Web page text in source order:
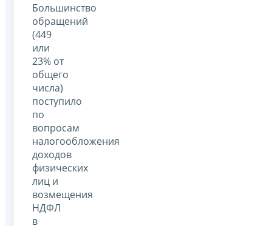
Большинство
обращений
(449
или
23% от
общего
числа)
поступило
по
вопросам
налогообложения
доходов
физических
лиц и
возмещения
НДФЛ
в